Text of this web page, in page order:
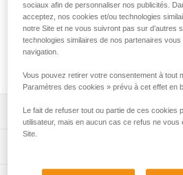
quelle que soit la luminosité. Elle
rapidement sur les harnais
NEWTON EASYFIT. La boucle
d'attache et les porte-connecteurs
Descriptif
Ceci lui permet d'être mieux vu
sociaux afin de personnaliser nos publicités.
acceptez, nos cookies et/ou technologies
notre Site et ne vous suivront pas sur d’autres
technologies similaires de nos partenaires
navigation.
Vous pouvez retirer votre consentement à tout
Paramètres des cookies » prévu à cet effet en
Le fait de refuser tout ou partie de ces cookies
utilisateur, mais en aucun cas ce refus ne vous
Site.